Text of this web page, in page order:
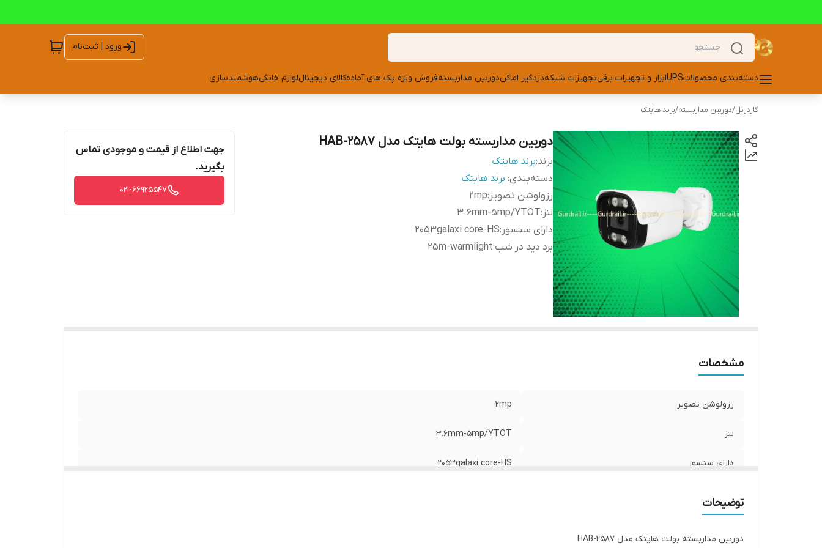
ورود | ثبت‌نام
دسته‌بندی محصولاتUPSابزار و تجهیزات برقیتجهیزات شبکهدزدگیر اماکندوربین مداربستهفروش ویژه پک های آمادهکالای دیجیتاللوازم خانگیهوشمندسازی
گاردریل/دوربین مداربسته/برند هایتک
دوربین مداربسته بولت هایتک مدل HAB-2587
برند:برند هایتک
دسته‌بندی: برند هایتک
رزولوشن تصویر :
2mp
لنز :
3.6mm-5mp/YTOT
دارای سنسور :
2053galaxi core-HS
برد دید در شب:
25m-warmlight
جهت اطلاع از قیمت و موجودی تماس
بگیرید.
021-66925547
مشخصات
رزولوشن تصویر 2mp
لنز 3.6mm-5mp/YTOT
دارای سنسور 2053galaxi core-HS
توضیحات
دوربین مداربسته بولت هایتک مدل HAB-2587